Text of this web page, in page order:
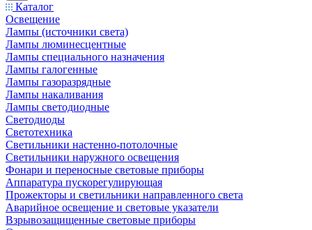
Каталог
Освещение
Лампы (источники света)
Лампы люминесцентные
Лампы специального назначения
Лампы галогенные
Лампы газоразрядные
Лампы накаливания
Лампы светодиодные
Светодиоды
Светотехника
Светильники настенно-потолочные
Светильники наружного освещения
Фонари и переносные световые приборы
Аппаратура пускорегулирующая
Прожекторы и светильники направленного света
Аварийное освещение и световые указатели
Взрывозащищенные световые приборы